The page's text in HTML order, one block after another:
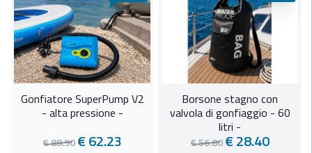
Gonfiatore SuperPump V2
- alta pressione -
€ 88.90€ 62.23
Borsone stagno con
valvola di gonfiaggio - 60
litri -
€ 56.80€ 28.40